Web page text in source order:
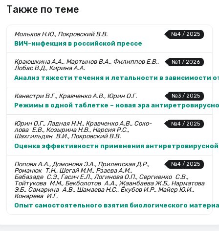
Также по теме
№4 / 2025
Мольков Н.Ю., Покровский В.В.
ВИЧ-инфекция в российской прессе
№1 / 2026
Краюшкина А.А., Мартынов В.А., Филиппов Е.В.,
Лобас В.Д., Кирина А.А.
Анализ тяжести течения и летальности в зависимости
№3 / 2025
Канестри В.Г., Кравченко А.В., Юрин О.Г.
Режимы в одной таблетке – новая эра
№4 / 2025
Юрин О.Г., Ладная Н.Н., Кравченко А.В., Соко­
лова Е.В., Козырина Н.В., Нарсия Р.С.,
Шахгильдян В.И., Покровский В.В.
Оценка эффективности применения
№4 / 2025
Попова А.А., Домонова Э.А., Прилепская Д.Р.,
Романюк Т.Н., Шегай М.М., Рзаева А.М.,
Бабазаде С.Э., Гасич Е.Л., Логинова О.П., Сергиенко С.В.,
Тойтукова М.М., Бекболотов А.А., Жаанбаева Ж.Б., Нарматова
Э.Б., Самарина А.В., Шамаева Н.С., Ёкубов И.Р., Майер Ю.И.,
Конарева И.Г.
Опыт самостоятельного взятия биологического